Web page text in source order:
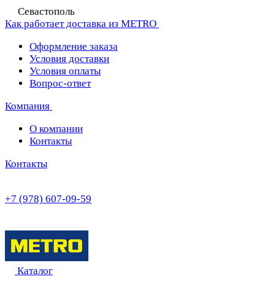
Севастополь
Как работает доставка из METRO
Оформление заказа
Условия доставки
Условия оплаты
Вопрос-ответ
Компания
О компании
Контакты
Контакты
+7 (978) 607-09-59
Каталог